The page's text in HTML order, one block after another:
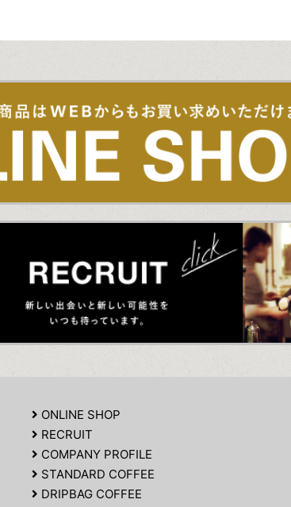
ONLINE SHOP
RECRUIT
COMPANY PROFILE
STANDARD COFFEE
DRIPBAG COFFEE